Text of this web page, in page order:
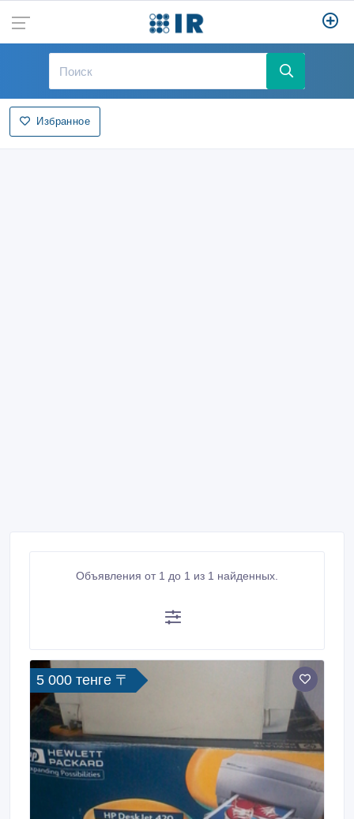
Избранное
Объявления от 1 до 1 из 1 найденных.
5 000 тенге 〒